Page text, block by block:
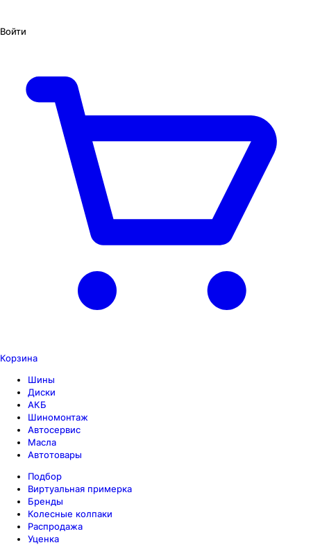
Войти
Корзина
Шины
Диски
АКБ
Шиномонтаж
Автосервис
Масла
Автотовары
Подбор
Виртуальная примерка
Бренды
Колесные колпаки
Распродажа
Уценка